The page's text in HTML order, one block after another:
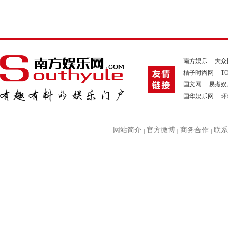
南方娱乐
大
桔子时尚网
国文网
易煮
国华娱乐网
网站简介 官方微博 商务合作 联